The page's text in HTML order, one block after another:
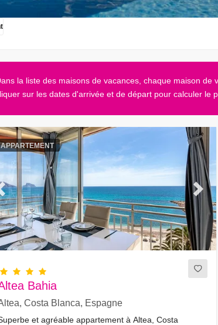
la liste des maisons de vacances, chaque maison
sur les dates d'arrivée et de départ pour calculer le
APPARTEMENT
Previous Next
Bahia
Costa Blanca, Espagne
et agréable appartement à Altea, Costa